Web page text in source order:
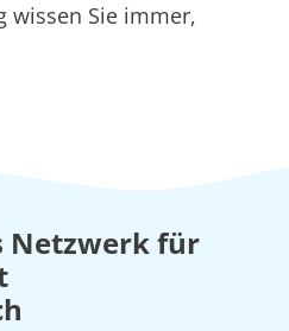
wissen Sie immer,
Netzwerk für